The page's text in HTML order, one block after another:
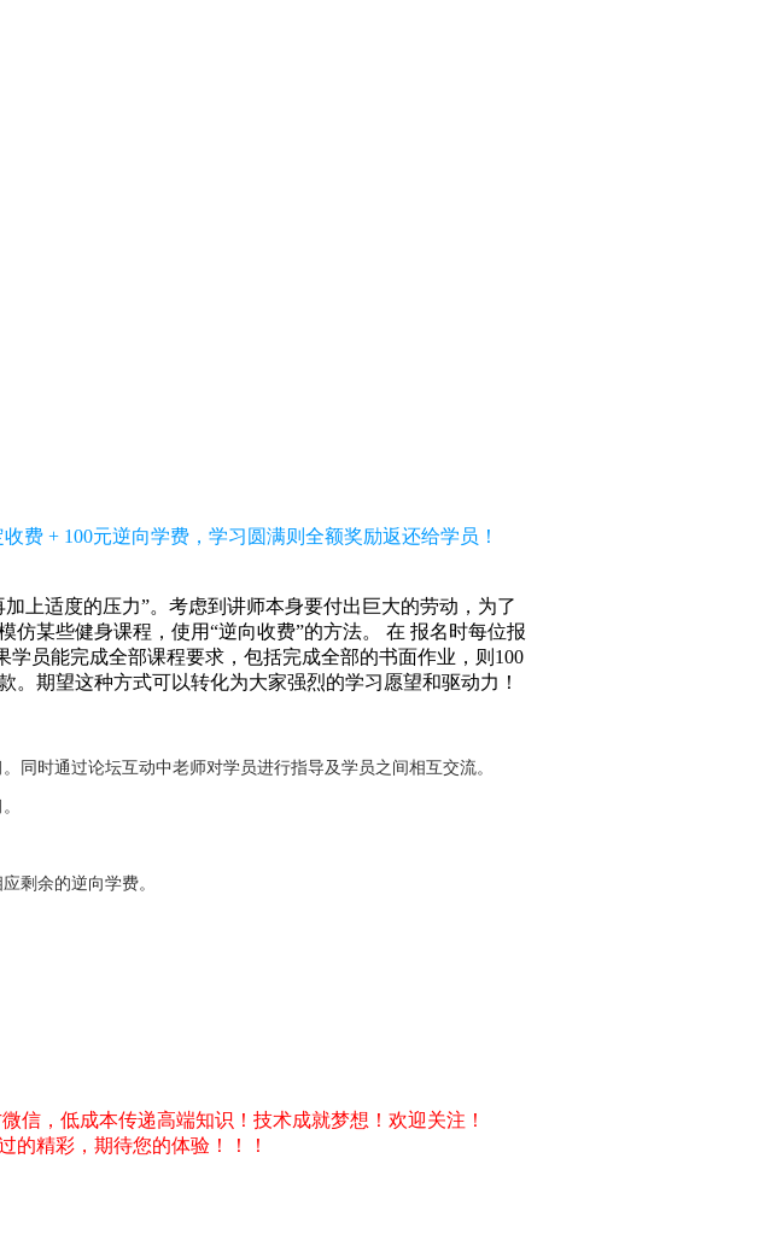
费 + 100元逆向学费，学习圆满则全额奖励返还给学员！
上适度的压力”。考虑到讲师本身要付出巨大的劳动，为了
某些健身课程，使用“逆向收费”的方法。 在 报名时每位报
员能完成全部课程要求，包括完成全部的书面作业，则100
期望这种方式可以转化为大家强烈的学习愿望和驱动力！
同时通过论坛互动中老师对学员进行指导及学员之间相互交流。
剩余的逆向学费。
信，低成本传递高端知识！技术成就梦想！欢迎关注！
的精彩，期待您的体验！！！